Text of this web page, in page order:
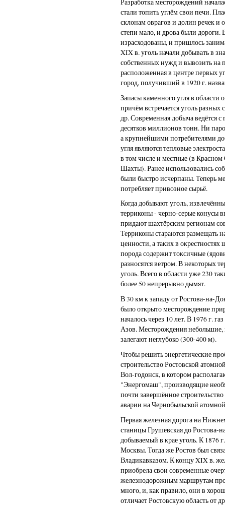
Разработка месторождений
стали топить углём свои печи.
склонам оврагов и долин речек и
степи мало, и дрова были дороги.
израсходованы, и пришлось
XIX в. уголь начали добывать в
собственных нужд и вывозить на
расположенная в центре первых
город, получивший в 1920 г.
Запасы каменного угля в области
причём встречается уголь разных
др. Современная добыча ведётся
десятков миллионов тонн. Ни
а крупнейшими потребителями
угля являются тепловые
в том числе и местные (в Красном
Шахты). Ранее использовались
были быстро исчерпаны. Теперь
потребляет привозное сырьё.
Когда добывают уголь,
терриконы - черно-серые конусы
придают шахтёрским регионам
Терриконы стараются размещать
ценности, а таких в
порода содержит токсичные
разносятся ветром. В некоторых
уголь. Всего в области уже 230
более 50 непрерывно дымят.
В 30 км к западу от Ростова-на-
было открыто месторождение
началось через 10 лет. В 1976 г.
Азов. Месторождения
залегают неглубоко (300-400 м).
Чтобы решить энергетические
строительство Ростовской
Вол-годонск, в котором
"Энергомаш", производящие
почти завершённое
аварии на Чернобыльской
Первая железная дорога на
станицы Грушевская до Ростова-
добываемый в крае уголь. К 1876
Москвы. Тогда же Ростов был
Владикавказом. К концу XIX в.
приобрела свои современные
железнодорожным маршрутам
много, и, как правило, они в
отличает Ростовскую область от